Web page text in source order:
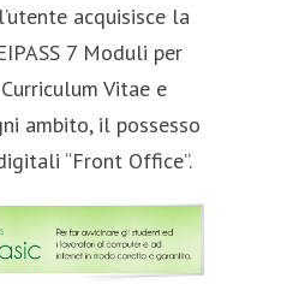
acquisisce la
7 Moduli per
Vitae e
ambito, il possesso
“Front Office”.